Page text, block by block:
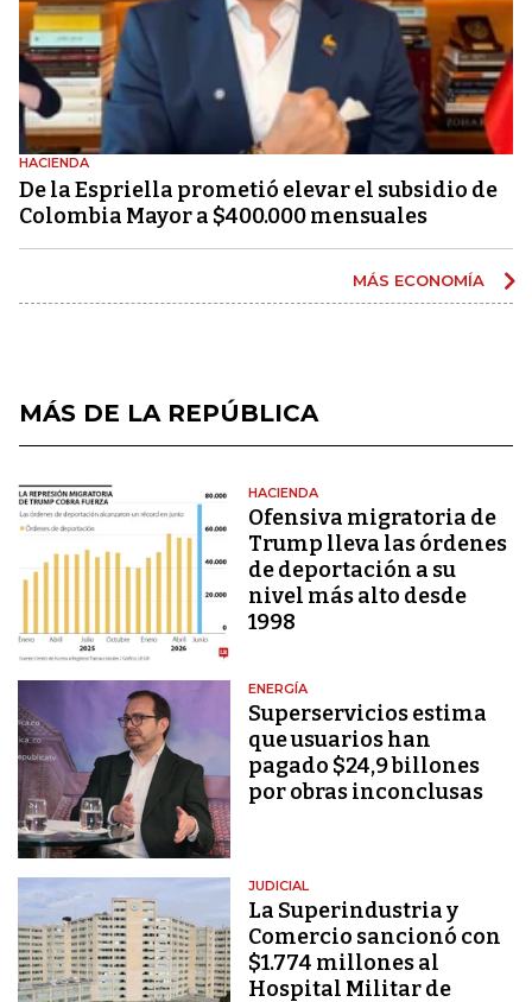
HACIENDA
De la Espriella prometió elevar el subsidio de
Colombia Mayor a $400.000 mensuales
MÁS ECONOMÍA
MÁS DE LA REPÚBLICA
HACIENDA
Ofensiva migratoria de
Trump lleva las órdenes
de deportación a su
nivel más alto desde
1998
ENERGÍA
Superservicios estima
que usuarios han
pagado $24,9 billones
por obras inconclusas
JUDICIAL
La Superindustria y
Comercio sancionó con
$1.774 millones al
Hospital Militar de